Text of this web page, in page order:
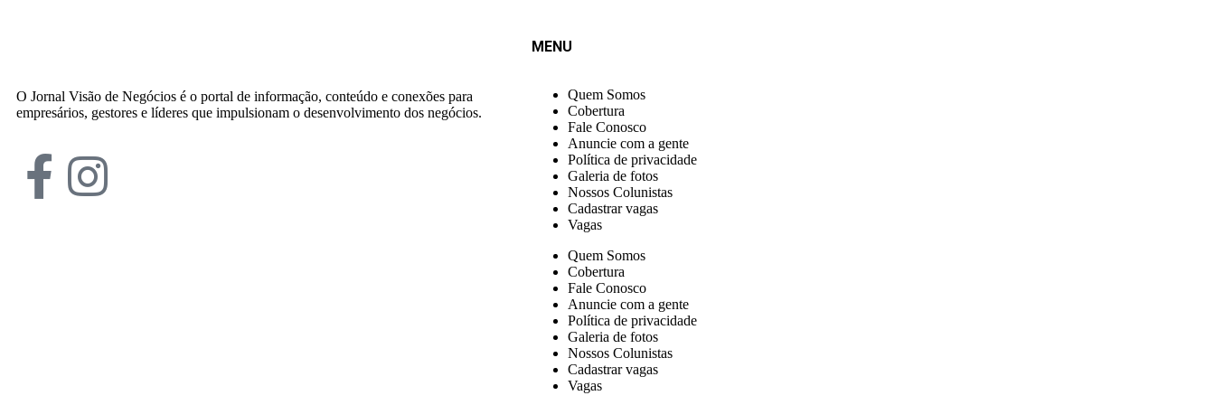
O Jornal Visão de Negócios é o portal de informação, conteúdo e conexões para
empresários, gestores e líderes que impulsionam o desenvolvimento dos negócios.
MENU
Quem Somos
Cobertura
Fale Conosco
Anuncie com a gente
Política de privacidade
Galeria de fotos
Nossos Colunistas
Cadastrar vagas
Vagas
Quem Somos
Cobertura
Fale Conosco
Anuncie com a gente
Política de privacidade
Galeria de fotos
Nossos Colunistas
Cadastrar vagas
Vagas